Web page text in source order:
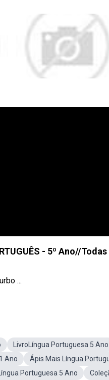
- 5º Ano//
...
LivroLíngua Portuguesa 5 Ano
Ano
Ápis Mais Língua
Portuguesa 5 Ano